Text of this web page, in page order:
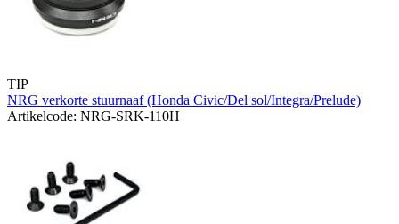
TIP
NRG verkorte stuurnaaf (Honda Civic/Del sol/Integra/Prelude)
Artikelcode: NRG-SRK-110H